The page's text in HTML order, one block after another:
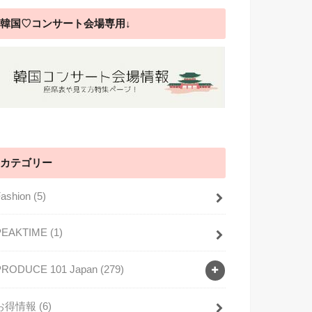
韓国♡コンサート会場専用↓
カテゴリー
(5)
(1)
101 Japan (279)
得情報 (6)